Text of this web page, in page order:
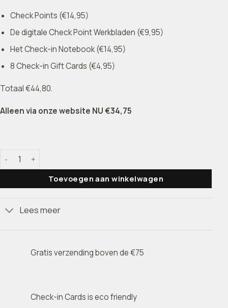
Check Points (€14,95)
De digitale Check Point Werkbladen (€9,95)
Het Check-in Notebook (€14,95)
8 Check-in Gift Cards (€4,95)
Totaal €44,80.
Alleen via onze website NU €34,75
Check Points Set aantal
Toevoegen aan winkelwagen
Lees meer
Gratis verzending boven de €75
Check-in Cards is eco friendly